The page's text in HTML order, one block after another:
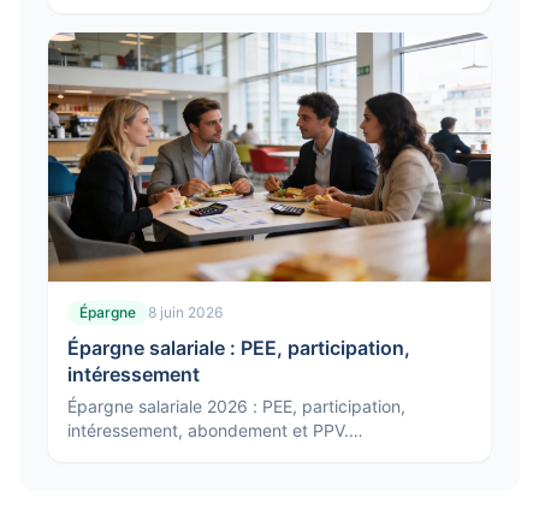
Épargne 8 juin 2026
Épargne salariale : PEE, participation,
intéressement
Épargne salariale 2026 : PEE, participation,
intéressement, abondement et PPV.